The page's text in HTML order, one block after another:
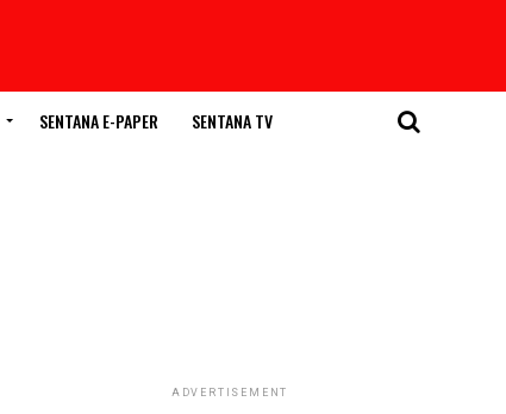
SENTANA E-PAPER SENTANA TV
ADVERTISEMENT